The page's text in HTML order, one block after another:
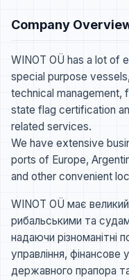
Company
WINOT OÜ has a lot of
special purpose
technical management,
state flag certification
related services.
We have extensive
ports of Europe,
and other convenient
WINOT OÜ має великий
рибальськими та
надаючи різноманітні
управління, фінансове
державного прапора